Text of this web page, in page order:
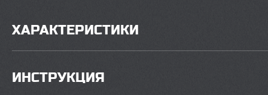
ХАРАКТЕРИСТИКИ
ИНСТРУКЦИЯ